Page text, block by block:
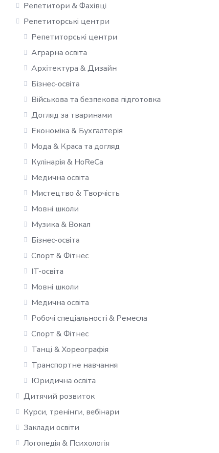
Репетитори & Фахівці
Репетиторські центри
Репетиторські центри
Аграрна освіта
Архітектура & Дизайн
Бізнес-освіта
Військова та безпекова підготовка
Догляд за тваринами
Економіка & Бухгалтерія
Мода & Краса та догляд
Кулінарія & HoReCa
Медична освіта
Мистецтво & Творчість
Мовні школи
Музика & Вокал
Бізнес-освіта
Спорт & Фітнес
IT-освіта
Мовні школи
Медична освіта
Робочі спеціальності & Ремесла
Спорт & Фітнес
Танці & Хореографія
Транспортне навчання
Юридична освіта
Дитячий розвиток
Курси, тренінги, вебінари
Заклади освіти
Логопедія & Психологія